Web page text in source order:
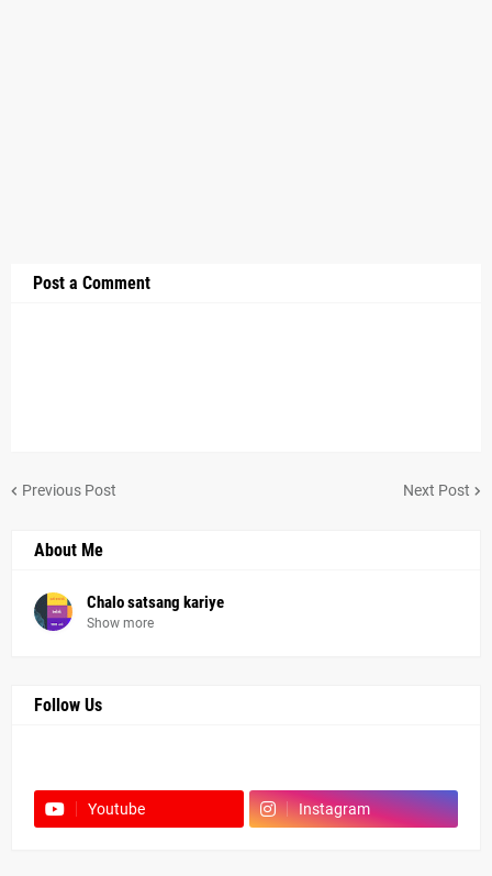
Post a Comment
Previous Post Next Post
About Me
Chalo satsang kariye
Show more
Follow Us
Youtube Instagram